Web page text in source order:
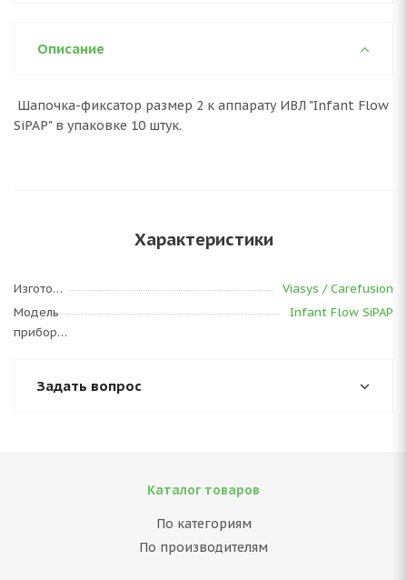
Описание
Шапочка-фиксатор размер 2 к аппарату ИВЛ "Infant Flow
SiPAP" в упаковке 10 штук.
Характеристики
Изготовитель
Viasys / Carefusion
Модель
прибора
Infant Flow SiPAP
Задать вопрос
Каталог товаров
По категориям
По производителям